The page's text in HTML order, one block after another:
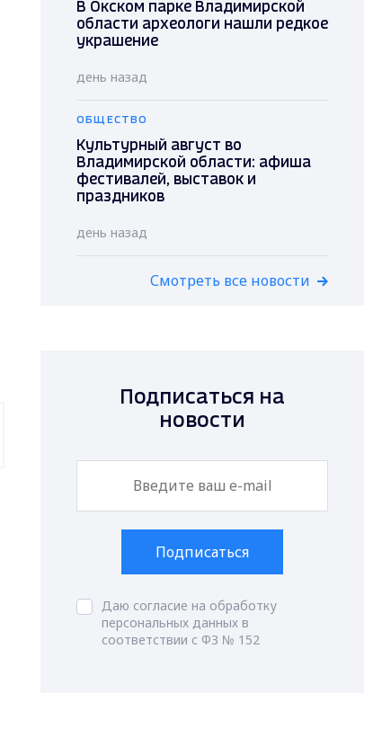
В Окском парке Владимирской
области археологи нашли редкое
украшение
день назад
ОБЩЕСТВО
Культурный август во
Владимирской области: афиша
фестивалей, выставок и
праздников
день назад
Смотреть все новости
Подписаться на
новости
Подписаться
Даю согласие на обработку
персональных данных в
соответствии с ФЗ № 152